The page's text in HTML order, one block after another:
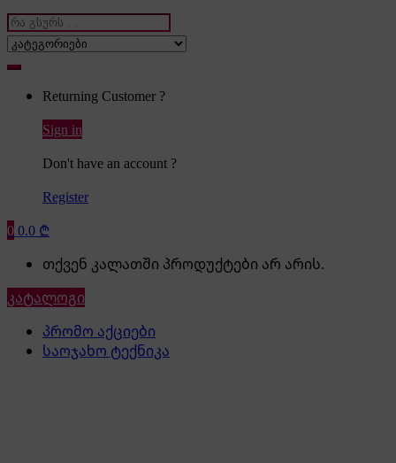
Search
for:
Returning Customer ?
Sign in
Don't have an account ?
Register
00.0 ₾
თქვენ კალათში პროდუქტები არ არის.
კატალოგი
პრომო აქციები
საოჯახო ტექნიკა